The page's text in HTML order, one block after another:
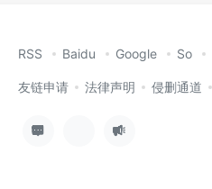
RSS Baidu Google So
友链申请 法律声明 侵删通道